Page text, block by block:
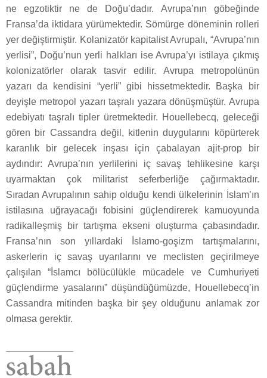
ne egzotiktir ne de Doğu’dadır. Avrupa’nın göbeğinde
Fransa’da iktidara yürümektedir. Sömürge döneminin rolleri
yer değiştirmiştir. Kolanizatör kapitalist Avrupalı, “Avrupa’nın
yerlisi”, Doğu’nun yerli halkları ise Avrupa’yı istilaya çıkmış
kolonizatörler olarak tasvir edilir. Avrupa metropolünün
yazarı da kendisini “yerli” gibi hissetmektedir. Başka bir
deyişle metropol yazarı taşralı yazara dönüşmüştür. Avrupa
edebiyatı taşralı tipler üretmektedir. Houellebecq, geleceği
gören bir Cassandra değil, kitlenin duygularını köpürterek
karanlık bir gelecek inşası için çabalayan ajit-prop bir
aydındır: Avrupa’nın yerlilerini iç savaş tehlikesine karşı
uyarmaktan çok militarist seferberliğe çağırmaktadır.
Sıradan Avrupalının sahip olduğu kendi ülkelerinin İslam’ın
istilasına uğrayacağı fobisini güçlendirerek kamuoyunda
radikalleşmiş bir tartışma ekseni oluşturma çabasındadır.
Fransa’nın son yıllardaki İslamo-goşizm tartışmalarını,
askerlerin iç savaş uyarılarını ve meclisten geçirilmeye
çalışılan “İslamcı bölücülükle mücadele ve Cumhuriyeti
güçlendirme yasalarını” düşündüğümüzde, Houellebecq’in
Cassandra mitinden başka bir şey olduğunu anlamak zor
olmasa gerektir.